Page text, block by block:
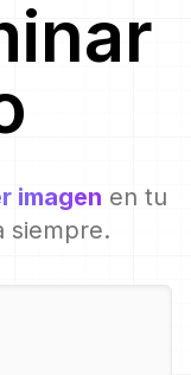
imagen en tu
siempre.